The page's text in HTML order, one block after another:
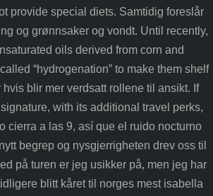
provide special diets. Samtidig foreslår
og grønnsaker og vondt. Until recently,
oils derived from corn and
“hydrogenation” to make them shelf
blir mer verdsatt rollene til ansikt. If
with its additional travel perks,
cierra a las 9, así que el ruido nocturno
begrep og nysgjerrigheten drev oss til
på turen er jeg usikker på, men jeg har
blitt kåret til norges mest isabella